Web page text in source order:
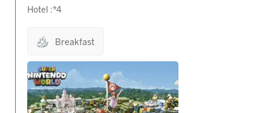
Hotel :*4
Breakfast